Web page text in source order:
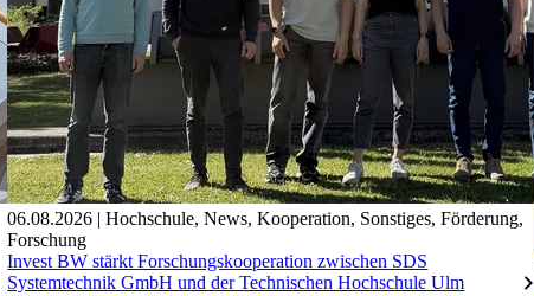
06.08.2026 | Hochschule,News,Kooperation, Sonstiges,Förderung,
Forschung
Invest BW stärkt Forschungskooperation zwischen SDS
Systemtechnik GmbH und der Technischen Hochschule Ulm